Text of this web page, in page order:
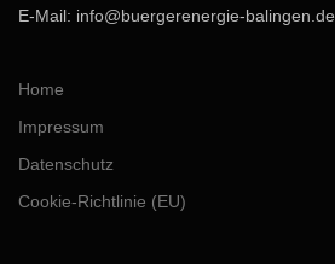
E-Mail: info@buergerenergie-balingen.de
Home
Impressum
Datenschutz
Cookie-Richtlinie (EU)